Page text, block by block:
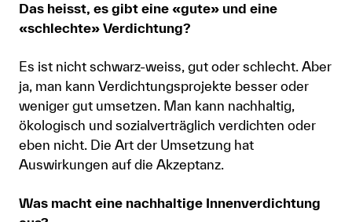
Das heisst, es gibt eine «gute» und eine
«schlechte» Verdichtung?
Es ist nicht schwarz-weiss, gut oder schlecht. Aber
ja, man kann Verdichtungsprojekte besser oder
weniger gut umsetzen. Man kann nachhaltig,
ökologisch und sozialverträglich verdichten oder
eben nicht. Die Art der Umsetzung hat
Auswirkungen auf die Akzeptanz.
Was macht eine nachhaltige Innenverdichtung